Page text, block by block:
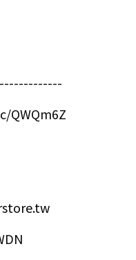
QWQm6Z